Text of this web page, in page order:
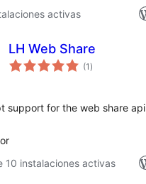
activas
LH Web Share
(1 evaluación
total
)
support for the web share api
10 instalaciones activas